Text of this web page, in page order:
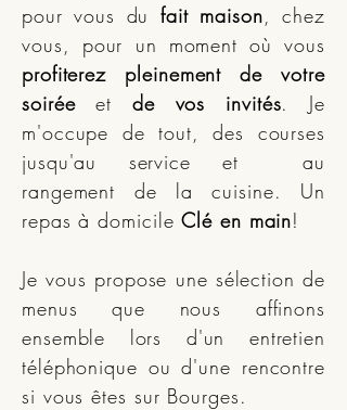
pour vous dufait maison, chez
vous, pour un moment où vous
profiterez pleinement de votre
soiréeet de vos invités. Je
m'occupe de tout, des courses
jusqu'au service et au
rangement de la cuisine. Un
repas à domicileClé en main!
Je vous propose une sélection de
menus que nous affinons
ensemble lors d'un entretien
téléphonique ou d'une rencontre
si vous êtes sur Bourges.